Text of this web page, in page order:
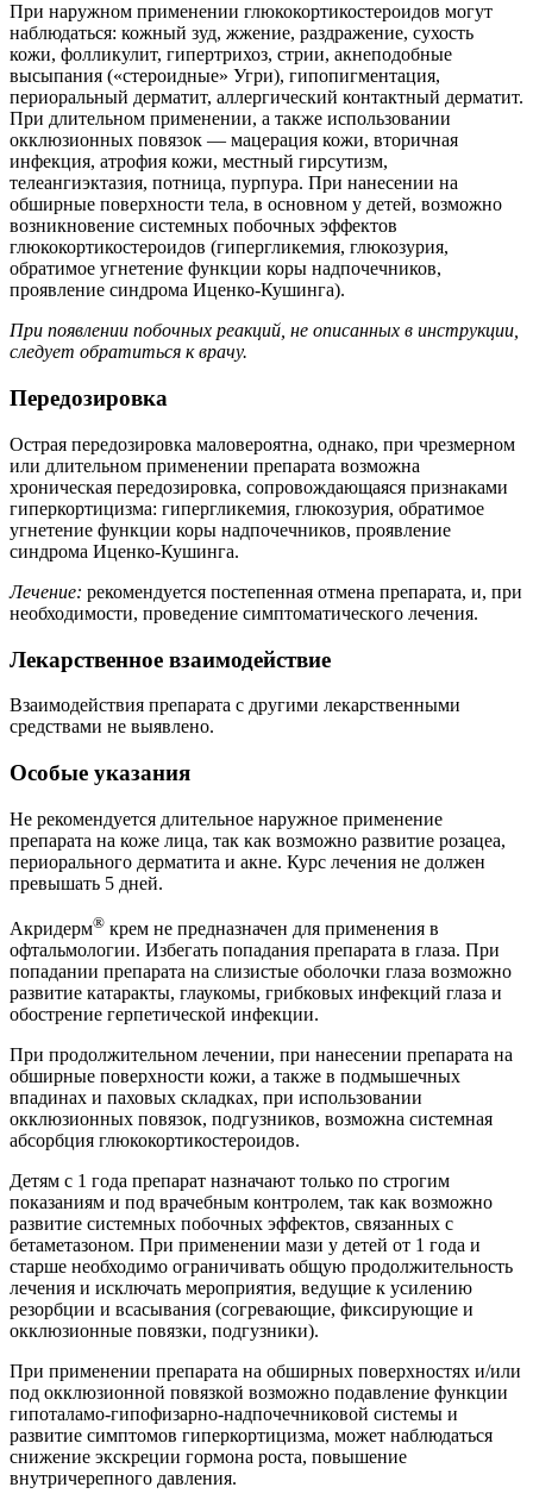
При наружном применении глюкокортикостероидов могут
наблюдаться: кожный зуд, жжение, раздражение, сухость
кожи, фолликулит, гипертрихоз, стрии, акнеподобные
высыпания («стероидные» Угри), гипопигментация,
периоральный дерматит, аллергический контактный дерматит.
При длительном применении, а также использовании
окклюзионных повязок — мацерация кожи, вторичная
инфекция, атрофия кожи, местный гирсутизм,
телеангиэктазия, потница, пурпура. При нанесении на
обширные поверхности тела, в основном у детей, возможно
возникновение системных побочных эффектов
глюкокортикостероидов (гипергликемия, глюкозурия,
обратимое угнетение функции коры надпочечников,
проявление синдрома Иценко-Кушинга).
При появлении побочных реакций, не описанных в инструкции,
следует обратиться к врачу.
Передозировка
Острая передозировка маловероятна, однако, при чрезмерном
или длительном применении препарата возможна
хроническая передозировка, сопровождающаяся признаками
гиперкортицизма: гипергликемия, глюкозурия, обратимое
угнетение функции коры надпочечников, проявление
синдрома Иценко-Кушинга.
Лечение: рекомендуется постепенная отмена препарата, и, при
необходимости, проведение симптоматического лечения.
Лекарственное взаимодействие
Взаимодействия препарата с другими лекарственными
средствами не выявлено.
Особые указания
Не рекомендуется длительное наружное применение
препарата на коже лица, так как возможно развитие розацеа,
периорального дерматита и акне. Курс лечения не должен
превышать 5 дней.
Акридерм® крем не предназначен для применения в
офтальмологии. Избегать попадания препарата в глаза. При
попадании препарата на слизистые оболочки глаза возможно
развитие катаракты, глаукомы, грибковых инфекций глаза и
обострение герпетической инфекции.
При продолжительном лечении, при нанесении препарата на
обширные поверхности кожи, а также в подмышечных
впадинах и паховых складках, при использовании
окклюзионных повязок, подгузников, возможна системная
абсорбция глюкокортикостероидов.
Детям с 1 года препарат назначают только по строгим
показаниям и под врачебным контролем, так как возможно
развитие системных побочных эффектов, связанных с
бетаметазоном. При применении мази у детей от 1 года и
старше необходимо ограничивать общую продолжительность
лечения и исключать мероприятия, ведущие к усилению
резорбции и всасывания (согревающие, фиксирующие и
окклюзионные повязки, подгузники).
При применении препарата на обширных поверхностях и/или
под окклюзионной повязкой возможно подавление функции
гипоталамо-гипофизарно-надпочечниковой системы и
развитие симптомов гиперкортицизма, может наблюдаться
снижение экскреции гормона роста, повышение
внутричерепного давления.